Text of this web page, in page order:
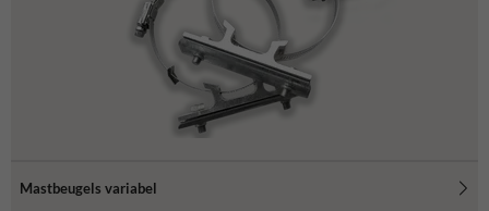
Mastbeugels variabel